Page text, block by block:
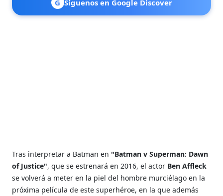
G Síguenos en Google Discover
Tras interpretar a Batman en "Batman v Superman: Dawn
of Justice", que se estrenará en 2016, el actor Ben Affleck
se volverá a meter en la piel del hombre murciélago en la
próxima película de este superhéroe, en la que además